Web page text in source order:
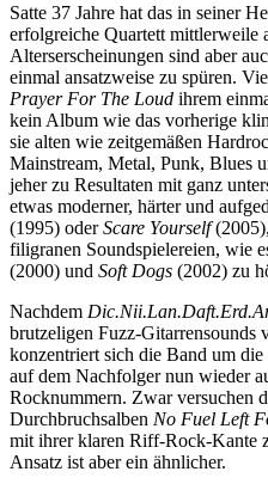
Satte 37 Jahre hat das in seiner
erfolgreiche Quartett
Alterserscheinungen sind aber
einmal ansatzweise zu spüren.
Prayer For The Loud ihrem
kein Album wie das vorherige
sie alten wie zeitgemäßen
Mainstream, Metal, Punk, Blues
jeher zu Resultaten mit ganz
etwas moderner, härter und
(1995) oderScare Yourself
filigranen Soundspielereien, wie
(2000) und Soft Dogs (2002) zu
Nachdem
brutzeligen Fuzz-Gitarrensounds
konzentriert sich die Band um
auf dem Nachfolger nun wieder
Rocknummern. Zwar versuchen
Durchbruchsalben No Fuel Left
mit ihrer klaren Riff-Rock-Kante
Ansatz ist aber ein ähnlicher.